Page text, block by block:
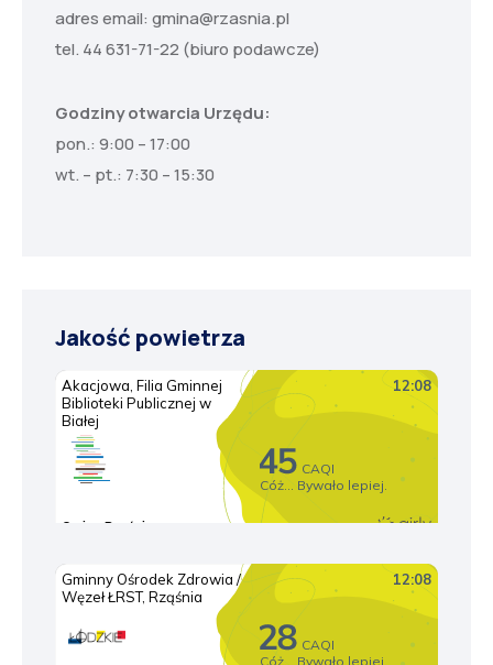
adres email: gmina@rzasnia.pl
tel. 44 631-71-22 (biuro podawcze)
Godziny otwarcia Urzędu:
pon.: 9:00 – 17:00
wt. – pt.: 7:30 – 15:30
Jakość powietrza